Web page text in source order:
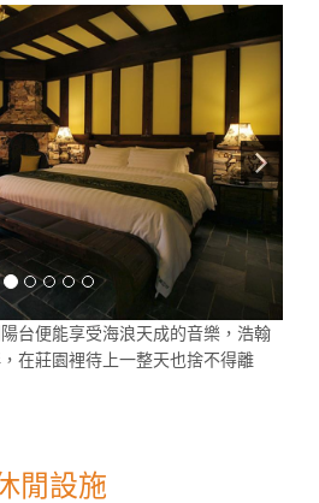
台便能享受海浪天成的音樂，浩翰
在莊園裡待上一整天也捨不得離
閒設施